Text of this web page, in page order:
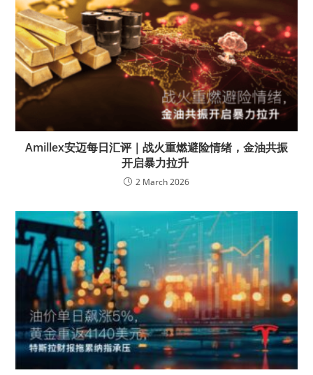
Amillex安迈每日汇评｜战火重燃避险情绪，金油共振
开启暴力拉升
2 March 2026